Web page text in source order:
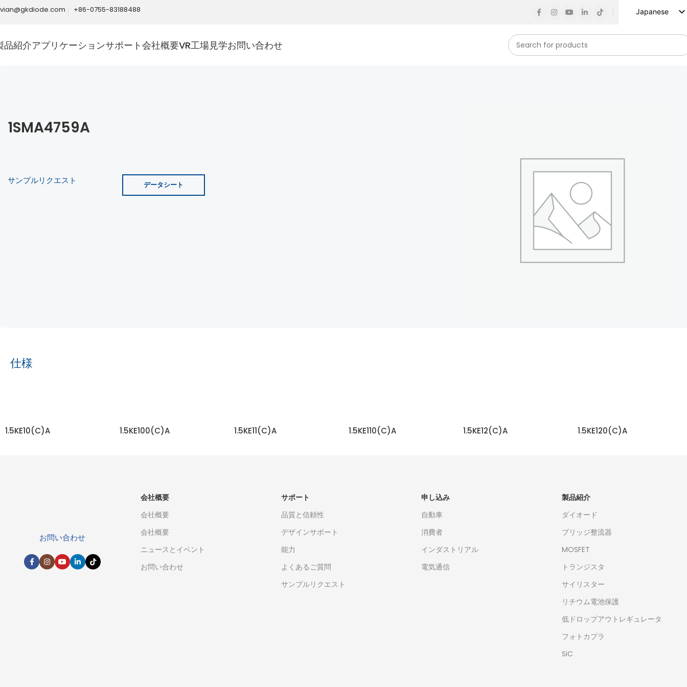
+86-0755-83188488
Japanese
品紹介アプリケーションサポート会社概要VR工場見学お問い合わせ
1SMA4759A
サンプルリクエスト データシート
仕様
1.5KE10(C)A 1.5KE100(C)A 1.5KE11(C)A 1.5KE110(C)A 1.5KE12(C)A 1.5KE120(C)A
お問い合わせ
会社概要
会社概要
会社概要
ニュースとイベント
お問い合わせ
サポート
品質と信頼性
デザインサポート
能力
よくあるご質問
サンプルリクエスト
申し込み
自動車
消費者
インダストリアル
電気通信
製品紹介
ダイオード
ブリッジ整流器
MOSFET
トランジスタ
サイリスター
リチウム電池保護
低ドロップアウトレギュレータ
フォトカプラ
SiC